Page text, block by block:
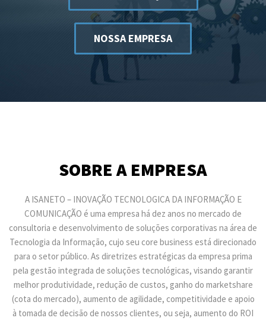
NOSSA EMPRESA
SOBRE A EMPRESA
A ISANETO – INOVAÇÃO TECNOLOGICA DA INFORMAÇÃO E
COMUNICAÇÃO é uma empresa há dez anos no mercado de
consultoria e desenvolvimento de soluções corporativas na área de
Tecnologia da Informação, cujo seu core business está direcionado
para o setor público. As diretrizes estratégicas da empresa prima
pela gestão integrada de soluções tecnológicas, visando garantir
melhor produtividade, redução de custos, ganho do marketshare
(cota do mercado), aumento de agilidade, competitividade e apoio
à tomada de decisão de nossos clientes, ou seja, aumento do ROI